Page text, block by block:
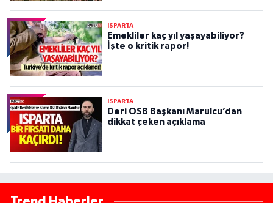
ISPARTA
Emekliler kaç yıl yaşayabiliyor?
İşte o kritik rapor!
ISPARTA
Deri OSB Başkanı Marulcu’dan
dikkat çeken açıklama